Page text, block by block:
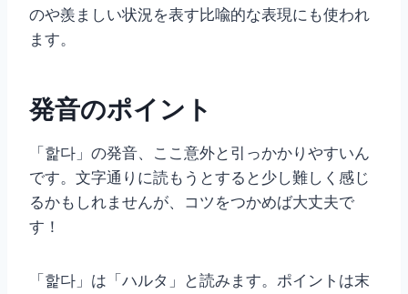
のや羨ましい状況を表す比喩的な表現にも使われ
ます。
発音のポイント
「핥다」の発音、ここ意外と引っかかりやすいん
です。文字通りに読もうとすると少し難しく感じ
るかもしれませんが、コツをつかめば大丈夫で
す！
「핥다」は「ハルタ」と読みます。ポイントは末